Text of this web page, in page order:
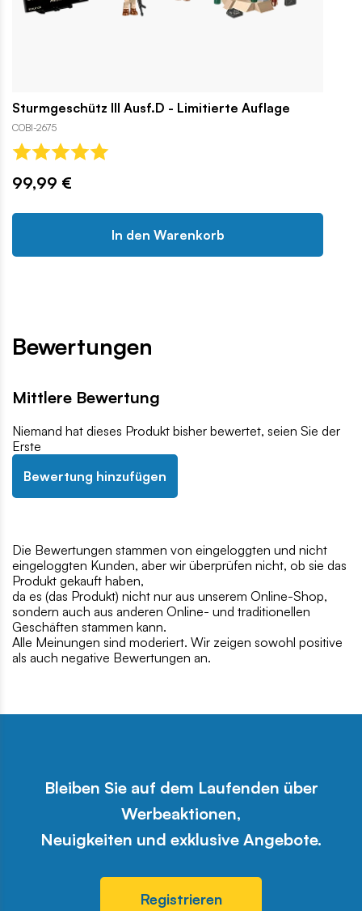
Sturmgeschütz III Ausf.D - Limitierte Auflage
COBI-2675
99,99 €
In den Warenkorb
Bewertungen
Mittlere Bewertung
Niemand hat dieses Produkt bisher bewertet, seien Sie der
Erste
Bewertung hinzufügen
Die Bewertungen stammen von eingeloggten und nicht
eingeloggten Kunden, aber wir überprüfen nicht, ob sie das
Produkt gekauft haben,
da es (das Produkt) nicht nur aus unserem Online-Shop,
sondern auch aus anderen Online- und traditionellen
Geschäften stammen kann.
Alle Meinungen sind moderiert. Wir zeigen sowohl positive
als auch negative Bewertungen an.
Bleiben Sie auf dem Laufenden über
Werbeaktionen,
Neuigkeiten und exklusive Angebote.
Registrieren